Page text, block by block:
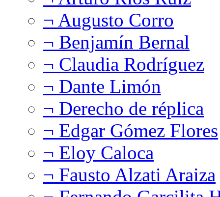
¬ Augusto Corro
¬ Benjamín Bernal
¬ Claudia Rodríguez
¬ Dante Limón
¬ Derecho de réplica
¬ Edgar Gómez Flores
¬ Eloy Caloca
¬ Fausto Alzati Araiza